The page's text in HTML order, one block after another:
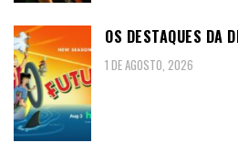
OS DESTAQUES DA
1 DE AGOSTO, 2026